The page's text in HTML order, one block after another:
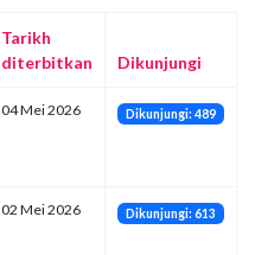
Tarikh
diterbitkan
Dikunjungi
04 Mei 2026 Dikunjungi: 489
02 Mei 2026 Dikunjungi: 613